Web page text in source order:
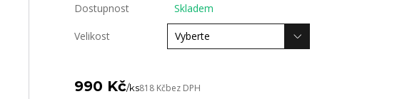
Dostupnost Skladem
Velikost
990 Kč/ks818 Kčbez DPH